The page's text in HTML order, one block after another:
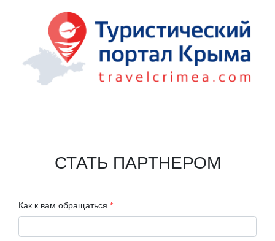
СТАТЬ ПАРТНЕРОМ
Как к вам обращаться *